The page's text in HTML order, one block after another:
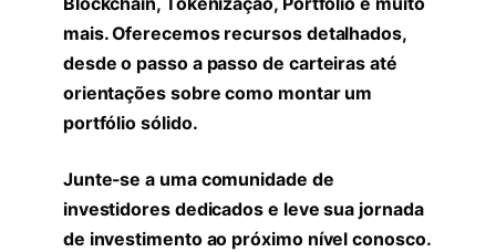
mais. Oferecemos recursos detalhados,
desde o passo a passo de carteiras até
orientações sobre como montar um
portfólio sólido.
Junte-se a uma comunidade de
investidores dedicados e leve sua jornada
de investimento ao próximo nível conosco.